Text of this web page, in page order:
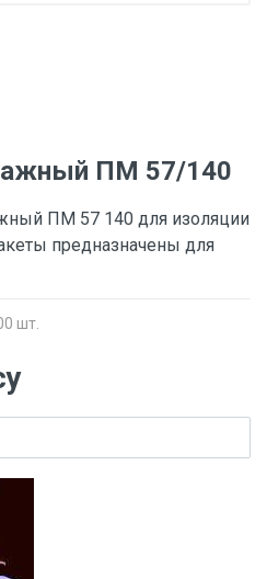
ПМ 57/140
ПМ 57 140 для изоляции
предназначены для
шт.